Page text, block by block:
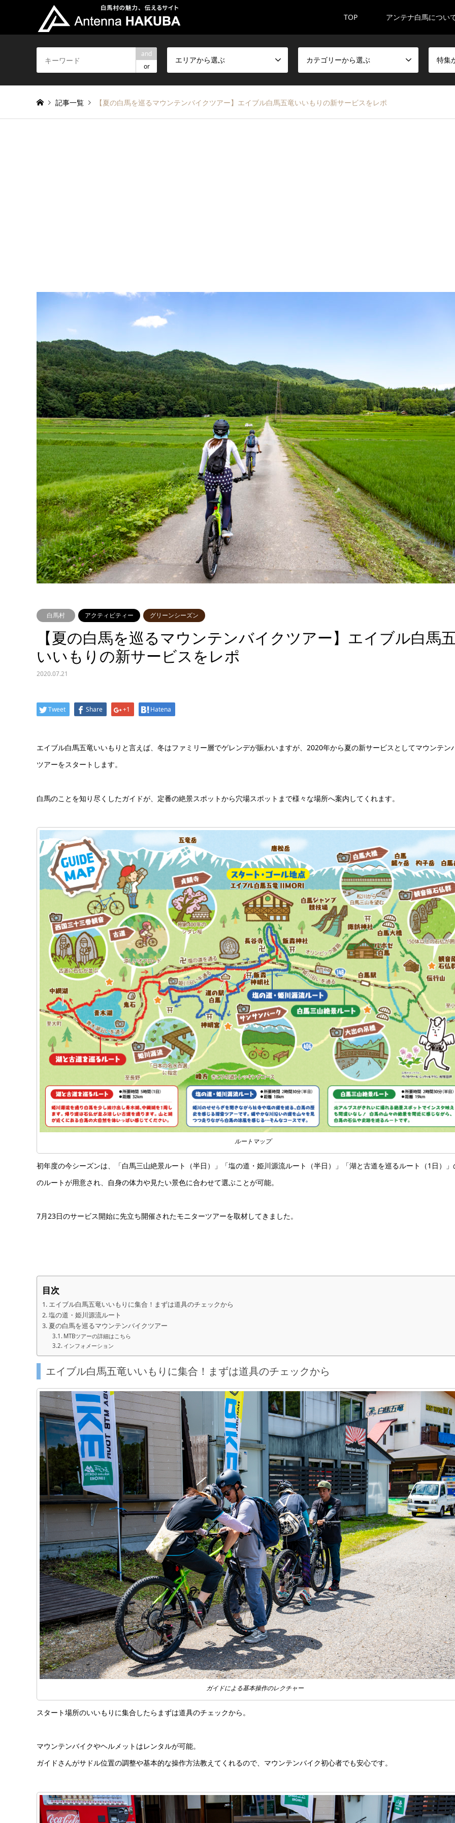
TOP アンテナ白馬につい
and
or
エリアから選ぶ カテゴリーから選ぶ 特集
記事一覧 【夏の白馬を巡るマウンテンバイクツアー】エイブル白馬五竜いいもりの新サービスをレポ
白馬村 アクティビティー グリーンシーズン
【夏の白馬を巡るマウンテンバイクツアー】エイブル白馬
いいもりの新サービスをレポ
2020.07.21
Tweet Share +1 Hatena
エイブル白馬五竜いいもりと言えば、冬はファミリー層でゲレンデが賑わいますが、2020年から夏の新サービスとしてマウンテン
ツアーをスタートします。
白馬のことを知り尽くしたガイドが、定番の絶景スポットから穴場スポットまで様々な場所へ案内してくれます。
ルートマップ
初年度の今シーズンは、「白馬三山絶景ルート（半日）」「塩の道・姫川源流ルート（半日）」「湖と古道を巡るルート（1日）」
のルートが用意され、自身の体力や見たい景色に合わせて選ぶことが可能。
7月23日のサービス開始に先立ち開催されたモニターツアーを取材してきました。
目次
エイブル白馬五竜いいもりに集合！まずは道具のチェックから
塩の道・姫川源流ルート
夏の白馬を巡るマウンテンバイクツアー
MTBツアーの詳細はこちら
インフォメーション
エイブル白馬五竜いいもりに集合！まずは道具のチェックから
ガイドによる基本操作のレクチャー
スタート場所のいいもりに集合したらまずは道具のチェックから。
マウンテンバイクやヘルメットはレンタルが可能。
ガイドさんがサドル位置の調整や基本的な操作方法教えてくれるので、マウンテンバイク初心者でも安心です。